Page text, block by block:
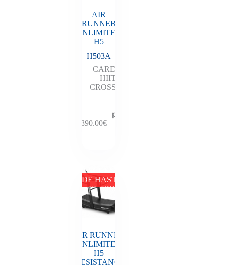
AIR
RUNNER
UNLIMITED
H5
H503A
CARDIO
HIIT
CROSSFIT
2,890.00€
presupuesto
y descubre
DESCUENTO
DE HASTA
EL 50%
AIR RUNNER
UNLIMITED
H5
(RESISTANCE